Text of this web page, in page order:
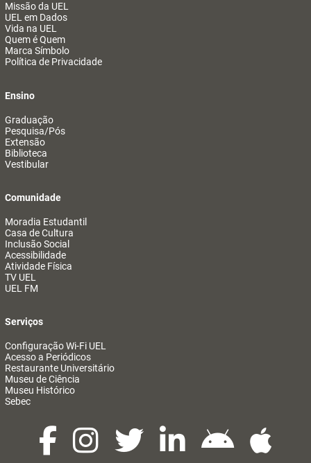
Missão da UEL
UEL em Dados
Vida na UEL
Quem é Quem
Marca Símbolo
Política de Privacidade
Ensino
Graduação
Pesquisa/Pós
Extensão
Biblioteca
Vestibular
Comunidade
Moradia Estudantil
Casa de Cultura
Inclusão Social
Acessibilidade
Atividade Física
TV UEL
UEL FM
Serviços
Configuração Wi-Fi UEL
Acesso a Periódicos
Restaurante Universitário
Museu de Ciência
Museu Histórico
Sebec